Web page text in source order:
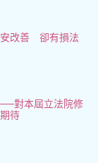
改善 卻有損法
對本屆立法院修
待